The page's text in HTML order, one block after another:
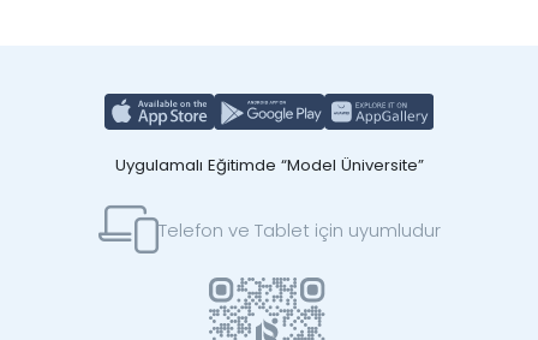
Uygulamalı Eğitimde “Model Üniversite”
Telefon ve Tablet için uyumludur